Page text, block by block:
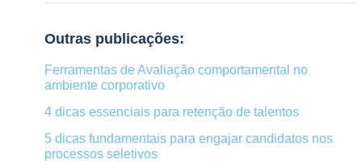
Outras publicações:
Ferramentas de Avaliação comportamental no
ambiente corporativo
4 dicas essenciais para retenção de talentos
5 dicas fundamentais para engajar candidatos nos
processos seletivos